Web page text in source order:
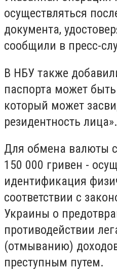
осуществляться
документа,
сообщили в пресс-
В НБУ также
паспорта может
который может
резидентность лица».
Для обмена валюты
150 000 гривен -
идентификация
соответствии с
Украины о
противодействии
(отмыванию)
преступным путем.